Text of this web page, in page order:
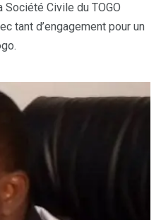
Civile du TOGO
tant d’engagement pour un